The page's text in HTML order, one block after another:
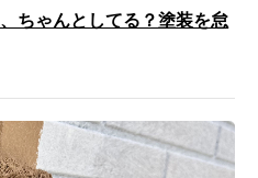
ちゃんとしてる？塗装を怠